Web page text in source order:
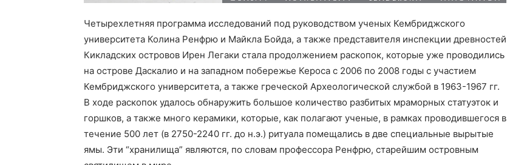
Четырехлетняя программа исследований под руководством ученых Кембриджского
университета Колина Ренфрю и Майкла Бойда, а также представителя инспекции древностей
Кикладских островов Ирен Легаки стала продолжением раскопок, которые уже проводились
на острове Даскалио и на западном побережье Кероса с 2006 по 2008 годы с участием
Кембриджского университета, а также греческой Археологической службой в 1963-1967 гг.
В ходе раскопок удалось обнаружить большое количество разбитых мраморных статуэток и
горшков, а также много керамики, которые, как полагают ученые, в рамках проводившегося в
течение 500 лет (в 2750-2240 гг. до н.э.) ритуала помещались в две специальные вырытые
ямы. Эти “хранилища” являются, по словам профессора Ренфрю, старейшим островным